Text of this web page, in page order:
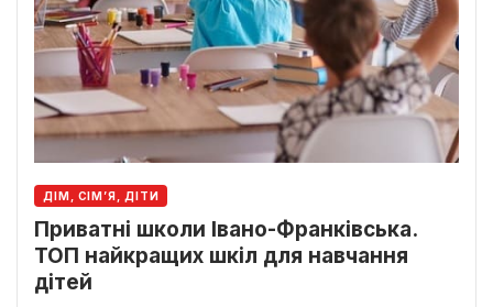
ДІМ, СІМ’Я, ДІТИ
Приватні школи Івано-Франківська.
ТОП найкращих шкіл для навчання
дітей